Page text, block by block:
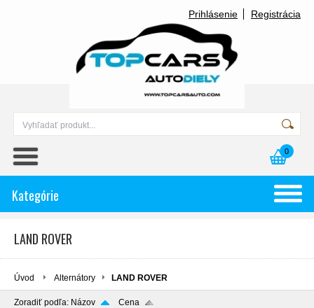
Prihlásenie Registrácia
0
Kategórie
LAND ROVER
Úvod Alternátory LAND ROVER
Zoradiť podľa: Názov
Cena